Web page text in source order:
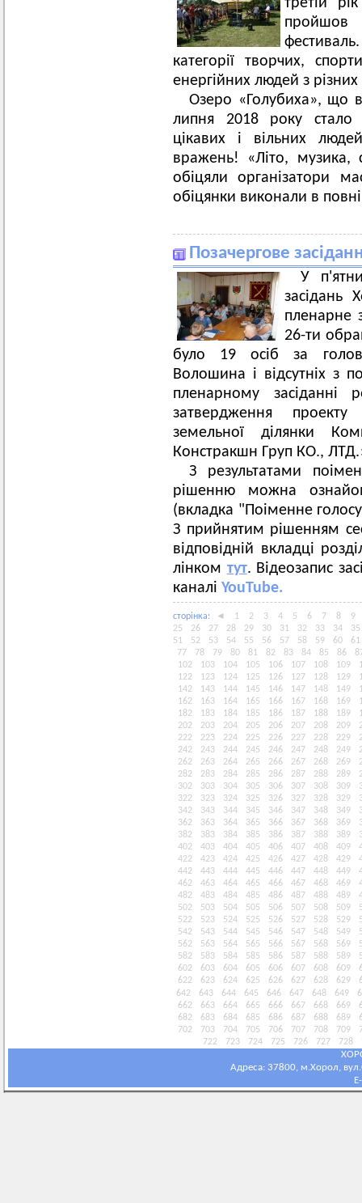
третій
категорії творчих,
енергійних людей з різних
Озеро «Голубиха», що
липня 2018 року стало
цікавих і вільних
вражень! «Літо, музика,
обіцяли організатори
обіцянки виконали в
Позачергове
У
засідань
пленарне
26-ти
було 19 осіб за
Волошина і відсутніх з
пленарному
затвердження
земельної ділянки
Констракшн Груп КО.,
З результатами
рішенню можна
(вкладка "Поіменне
З прийнятим рішенням
відповідній вкладці
лінком тут. Відеозапис
каналі YouTube.
сторiнка: ◄ 1 2 3 4 5 6 7 8
9
25
26 27 28 29 30 31 32 33 34
35
51
52 53 54 55 56 57 58 59 60
61
77
78 79 80 81 82 83 84 85 86
102
103 104 105 106 107 108 109
122
123 124 125 126 127 128 129
142
143 144 145 146 147 148 149
162
163 164 165 166 167 168 169
182
183 184 185 186 187 188 189
202
203 204 205 206 207 208 209
222
223 224 225 226 227 228 229
242
243 244 245 246 247 248 249
262
263 264 265 266 267 268 269
282
283 284 285 286 287 288 289
302
303 304 305 306 307 308 309
322
323 324 325 326 327 328 329
342
343 344 345 346 347 348 349
362
363 364 365 366 367 368 369
382
383 384 385 386 387 388 389
402
403 404 405 406 407 408 409
422
423 424 425 426 427 428 429
442
443 444 445 446 447 448 449
462
463 464 465 466 467 468 469
482
483 484 485 486 487 488 489
502
503 504 505 506 507 508 509
522
523 524 525 526 527 528 529
542
543 544 545 546 547 548 549
562
563 564 565 566 567 568 569
582
583 584 585 586 587 588 589
602
603 604 605 606 607 608 609
622
623 624 625 626 627 628 629
642
643 644 645 646 647 648 649
662
663 664 665 666 667 668 669
682
683 684 685 686 687 688 689
702
703 704 705 706 707 708 709
722
723 724 725 726 727 728
Адреса: 37800, м.Хорол,